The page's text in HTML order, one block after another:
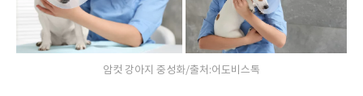
암컷 강아지 중성화/출처:어도비스톡